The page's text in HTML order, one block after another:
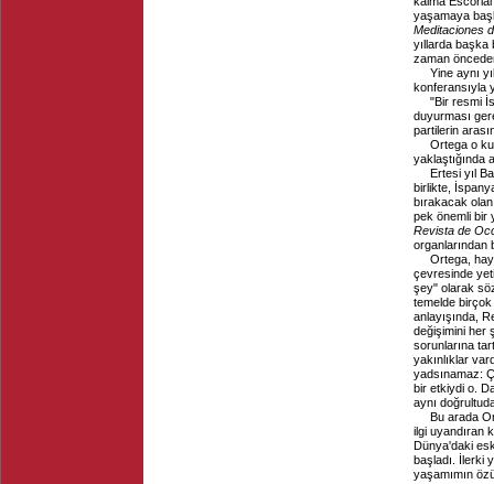
yaşamaya
Meditaciones
yıllarda başka
zaman
Yine aynı
konferansıyla
"Bir resmi
duyurması
partilerin
Ortega o
yaklaştığında
Ertesi yıl
birlikte,
bırakacak
pek önemli bir
Revista de
organlarından
Ortega,
çevresinde
şey" olarak
temelde birçok
anlayışında,
değişimini her
sorunlarına
yakınlıklar
yadsınamaz:
bir etkiydi o.
aynı
Bu arada
ilgi uyandıran
Dünya'daki
başladı. İlerki
yaşamımın